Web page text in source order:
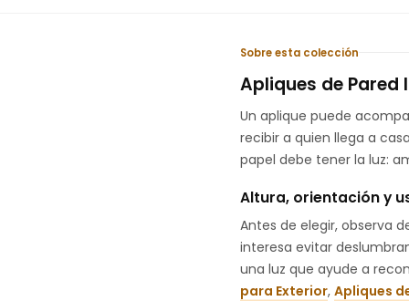
Sobre esta colección
Apliques de
Un aplique puede
recibir a quien llega a
papel debe tener la luz:
Altura, orientación y
Antes de elegir, observa
interesa evitar
una luz que ayude a
para Exterior, Apliques